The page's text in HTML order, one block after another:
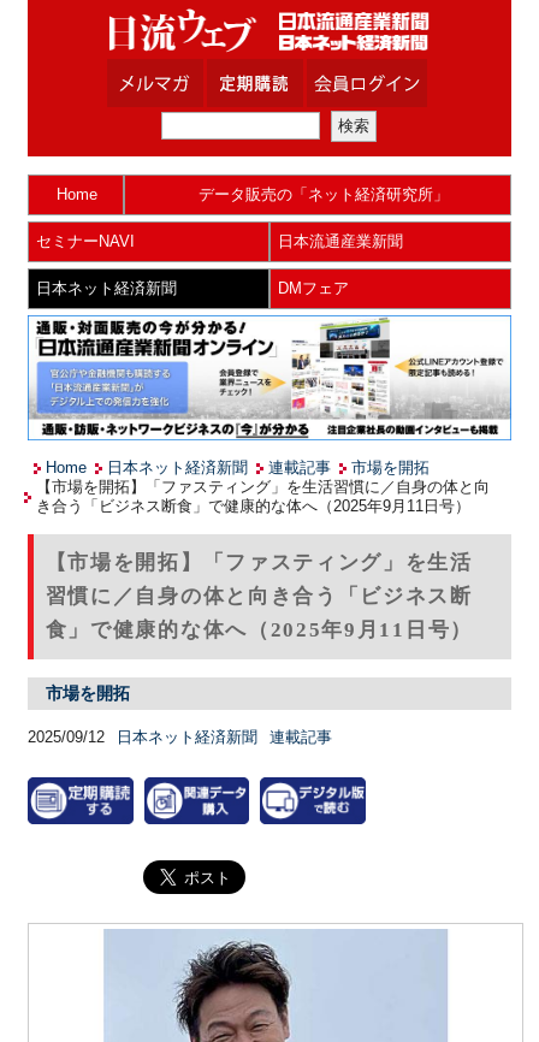
Home データ販売の「ネット経済研究所」
セミナーNAVI 日本流通産業新聞
日本ネット経済新聞 DMフェア
Home 日本ネット経済新聞 連載記事
市場を開拓
【市場を開拓】「ファスティング」を生活習慣に／自身の体と向
き合う「ビジネス断食」で健康的な体へ（2025年9月11日号）
【市場を開拓】「ファスティング」を生活
習慣に／自身の体と向き合う「ビジネス断
食」で健康的な体へ（2025年9月11日号）
市場を開拓
2025/09/12 日本ネット経済新聞 連載記事